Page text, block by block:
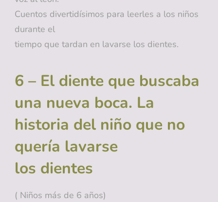
Cuentos divertidísimos para leerles a los niños
durante el
tiempo que tardan en lavarse los dientes.
6 – El diente que buscaba
una nueva boca. La
historia del niño que no
quería lavarse
los dientes
( Niños más de 6 años)